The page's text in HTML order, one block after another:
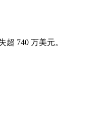
超 740 万美元。